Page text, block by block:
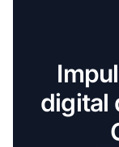
digital